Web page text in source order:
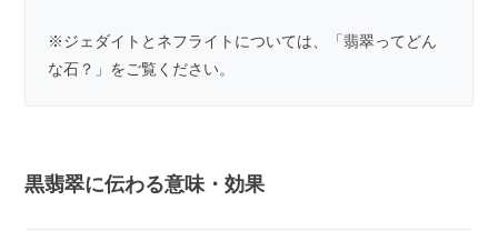
※ジェダイトとネフライトについては、「翡翠ってどん
な石？ 」をご覧ください。
黒翡翠に伝わる意味・効果